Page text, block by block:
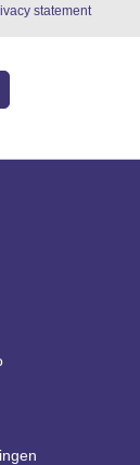
statement